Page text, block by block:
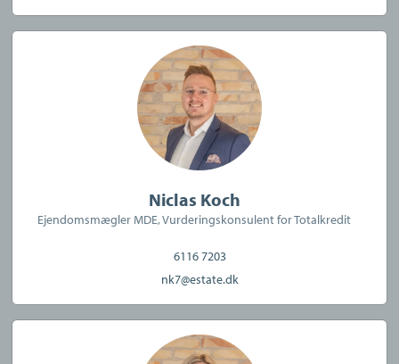
Forsikring dækker kun formidling af ejendomme beliggende i
Danmark fra kontorer beliggende i Europa
Niclas Koch
Ejendomsmægler MDE, Vurderingskonsulent for Totalkredit
6116 7203
nk7@estate.dk